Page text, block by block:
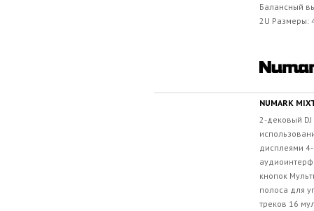
Балансный
2U Размеры:
NUMARK
2-дековый
дисплеями
кнопок
полоса для
треков 16